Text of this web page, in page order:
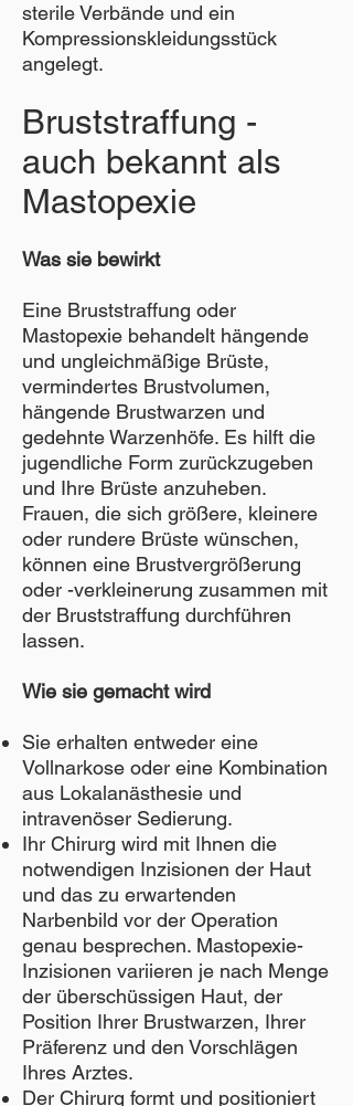
sterile Verbände und ein
Kompressionskleidungsstück
angelegt.
Bruststraffung -
auch bekannt als
Mastopexie
Was sie bewirkt
Eine Bruststraffung oder
Mastopexie behandelt hängende
und ungleichmäßige Brüste,
vermindertes Brustvolumen,
hängende Brustwarzen und
gedehnte Warzenhöfe. Es hilft die
jugendliche Form zurückzugeben
und Ihre Brüste anzuheben.
Frauen, die sich größere, kleinere
oder rundere Brüste wünschen,
können eine Brustvergrößerung
oder -verkleinerung zusammen mit
der Bruststraffung durchführen
lassen.
Wie sie gemacht wird
Sie erhalten entweder eine
Vollnarkose oder eine Kombination
aus Lokalanästhesie und
intravenöser Sedierung.
Ihr Chirurg wird mit Ihnen die
notwendigen Inzisionen der Haut
und das zu erwartenden
Narbenbild vor der Operation
genau besprechen. Mastopexie-
Inzisionen variieren je nach Menge
der überschüssigen Haut, der
Position Ihrer Brustwarzen, Ihrer
Präferenz und den Vorschlägen
Ihres Arztes.
Der Chirurg formt und positioniert